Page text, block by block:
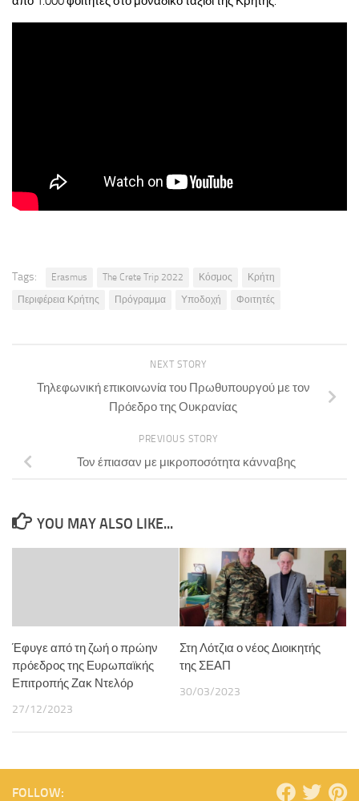
Tags: Erasmus The Crete Trip 2022 Κόσμος
Κρήτη
Περιφέρεια Κρήτης
Πρόγραμμα Υποδοχή Φοιτητές
NEXT STORY
Τηλεφωνική επικοινωνία του Πρωθυπουργού με τον
Πρόεδρο της Ουκρανίας
PREVIOUS STORY
Τον έπιασαν με μικροποσότητα κάνναβης
YOU MAY ALSO LIKE...
Έφυγε από τη ζωή ο πρώην
πρόεδρος της Ευρωπαϊκής
Επιτροπής Ζακ Ντελόρ
27/12/2023
Στη Λότζια ο νέος Διοικητής
της ΣΕΑΠ
30/03/2023
FOLLOW: